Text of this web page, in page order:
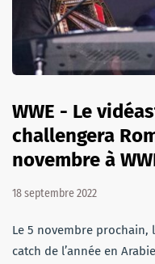
WWE - Le
challengera
novembre à
18 septembre 2022
Le 5 novembre prochain,
catch de l’année en